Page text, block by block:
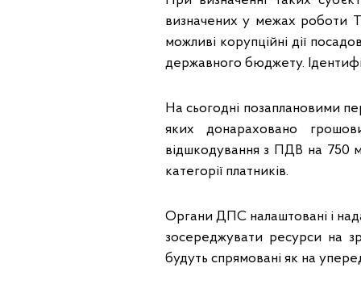
визначених у межах роботи
можливі корупційні дії
державного бюджету.
На сьогодні позаплановими
яких донараховано
відшкодування з ПДВ на 750
категорії платників.
Органи ДПС налаштовані і
зосереджувати ресурси на
будуть спрямовані як на